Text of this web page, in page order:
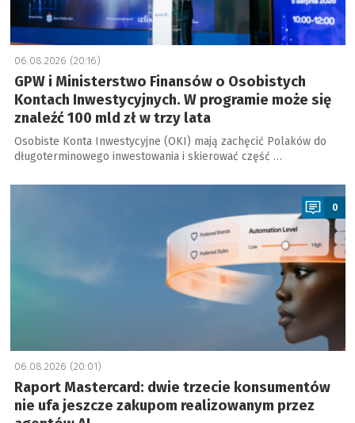
06.08.2026 (20:16)
GPW i Ministerstwo Finansów o Osobistych
Kontach Inwestycyjnych. W programie może się
znaleźć 100 mld zł w trzy lata
Osobiste Konta Inwestycyjne (OKI) mają zachęcić Polaków do
długoterminowego inwestowania i skierować część …
a
0
06.08.2026 (20:01)
Raport Mastercard: dwie trzecie konsumentów
nie ufa jeszcze zakupom realizowanym przez